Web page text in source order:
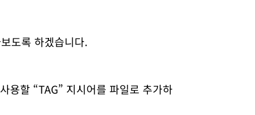
도록 하겠습니다.
할 “TAG” 지시어를 파일로 추가하